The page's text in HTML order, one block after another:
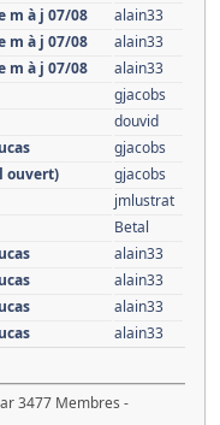
m à j 07/08
alain33
m à j 07/08
alain33
m à j 07/08
alain33
gjacobs
douvid
gjacobs
ouvert)
gjacobs
jmlustrat
Betal
alain33
alain33
alain33
alain33
3477 Membres -